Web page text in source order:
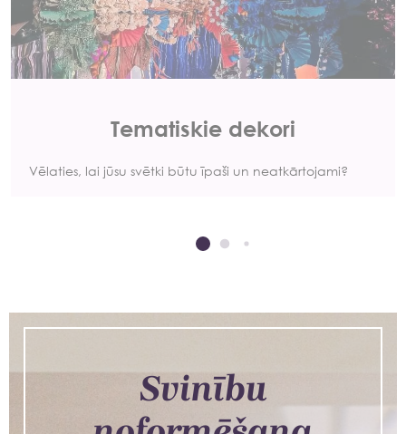
Tematiskie dekori
Vēlaties, lai jūsu svētki būtu īpaši un neatkārtojami?
Svinību